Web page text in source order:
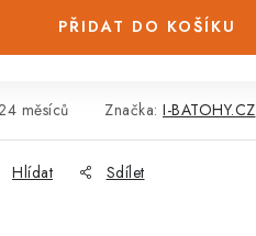
PŘIDAT DO KOŠÍKU
měsíců Značka: I-BATOHY.CZ
Hlídat Sdílet